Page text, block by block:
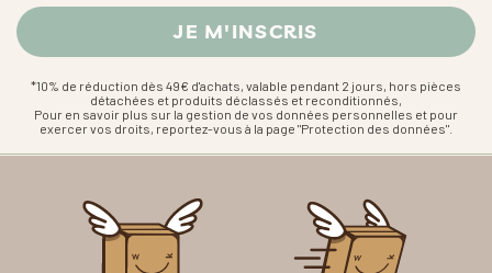
*10% de réduction dès 49€ d'achats, valable pendant 2 jours, hors pièces
détachées et produits déclassés et reconditionnés,
Pour en savoir plus sur la gestion de vos données personnelles et pour
exercer vos droits, reportez-vous à la page "Protection des données".